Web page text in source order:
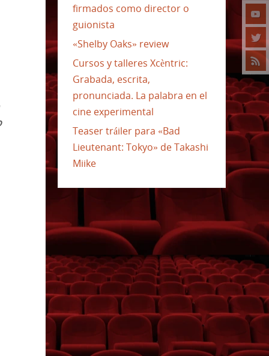
firmados como director o
guionista
«Shelby Oaks» review
Cursos y talleres Xcèntric:
Grabada, escrita,
pronunciada. La palabra en el
cine experimental
Teaser tráiler para «Bad
Lieutenant: Tokyo» de Takashi
Miike